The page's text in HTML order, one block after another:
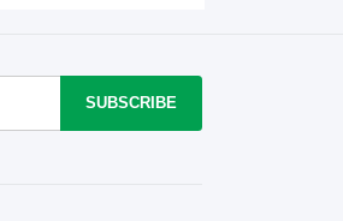
SUBSCRIBE